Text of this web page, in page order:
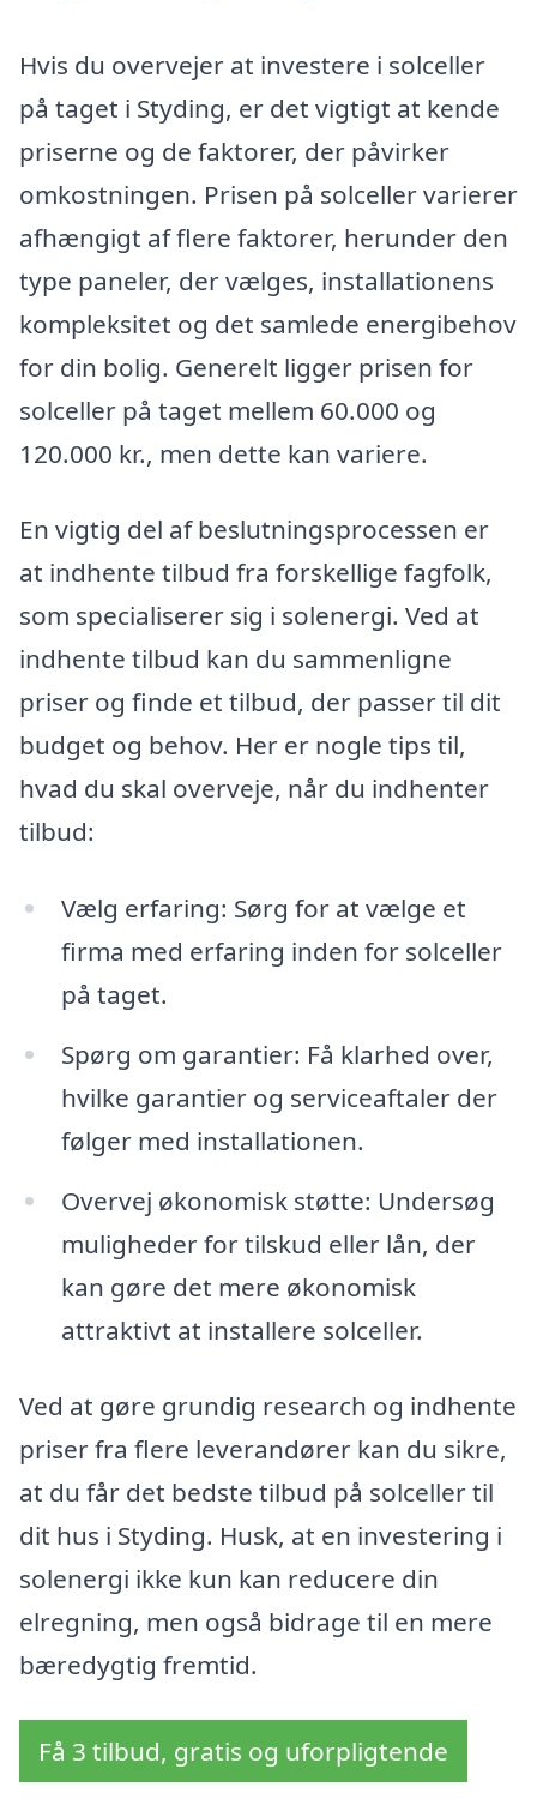
Hvis du overvejer at investere i solceller
på taget i Styding, er det vigtigt at kende
priserne og de faktorer, der påvirker
omkostningen. Prisen på solceller varierer
afhængigt af flere faktorer, herunder den
type paneler, der vælges, installationens
kompleksitet og det samlede energibehov
for din bolig. Generelt ligger prisen for
solceller på taget mellem 60.000 og
120.000 kr., men dette kan variere.
En vigtig del af beslutningsprocessen er
at indhente tilbud fra forskellige fagfolk,
som specialiserer sig i solenergi. Ved at
indhente tilbud kan du sammenligne
priser og finde et tilbud, der passer til dit
budget og behov. Her er nogle tips til,
hvad du skal overveje, når du indhenter
tilbud:
Vælg erfaring: Sørg for at vælge et
firma med erfaring inden for solceller
på taget.
Spørg om garantier: Få klarhed over,
hvilke garantier og serviceaftaler der
følger med installationen.
Overvej økonomisk støtte: Undersøg
muligheder for tilskud eller lån, der
kan gøre det mere økonomisk
attraktivt at installere solceller.
Ved at gøre grundig research og indhente
priser fra flere leverandører kan du sikre,
at du får det bedste tilbud på solceller til
dit hus i Styding. Husk, at en investering i
solenergi ikke kun kan reducere din
elregning, men også bidrage til en mere
bæredygtig fremtid.
Få 3 tilbud, gratis og uforpligtende